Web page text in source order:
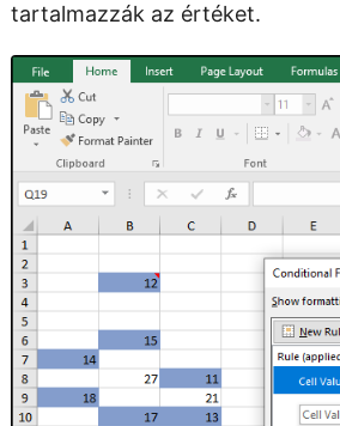
tartalmazzák az értéket.